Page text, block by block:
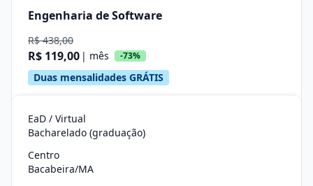
Engenharia de Software
R$ 438,00
R$ 119,00 | mês -73%
Duas mensalidades GRÁTIS
EaD / Virtual
Bacharelado (graduação)
Centro
Bacabeira/MA